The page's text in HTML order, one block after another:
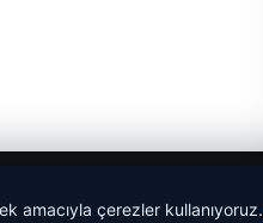
amacıyla çerezler kullanıyoruz.